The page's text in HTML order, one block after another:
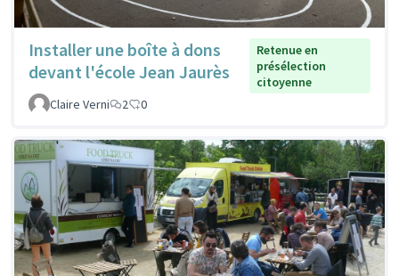
Installer une boîte à dons
devant l'école Jean Jaurès
Retenue en
présélection
citoyenne
Claire Verni
2 0